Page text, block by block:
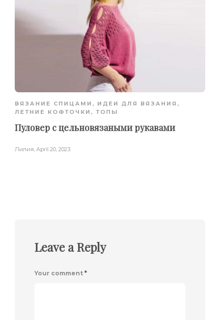
ВЯЗАНИЕ СПИЦАМИ , ИДЕИ ДЛЯ ВЯЗАНИЯ ,
ЛЕТНИЕ КОФТОЧКИ, ТОПЫ
Пуловер с цельновязаными рукавами
Лилия, April 20, 2023
Leave a Reply
Your comment *